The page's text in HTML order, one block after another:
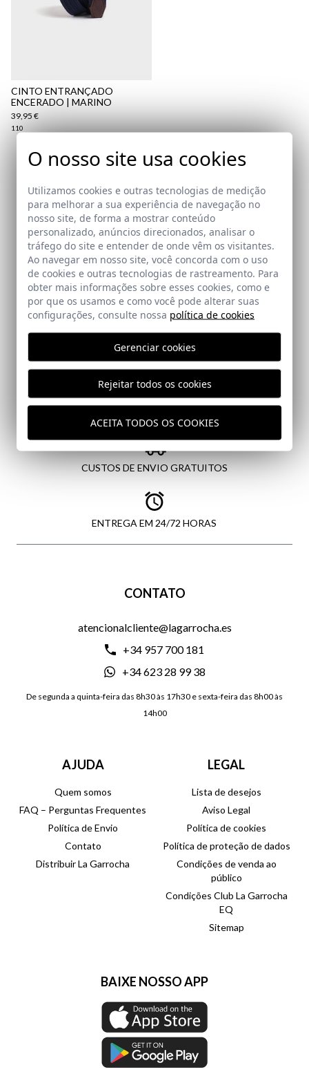
CINTO ENTRANÇADO
ENCERADO | MARINO
39,95 €
110
Email
Eu li e aceito a suapolítica de proteção de dados
ENVIAR
CUSTOS DE ENVIO GRATUITOS
ENTREGA EM 24/72 HORAS
CONTATO
atencionalcliente@lagarrocha.es
+34 957 700 181
+34 623 28 99 38
De segunda a quinta-feira das 8h30 às 17h30 e sexta-feira das 8h00 às
14h00
AJUDA
Quem somos
FAQ – Perguntas Frequentes
Política de Envio
Contato
Distribuir La Garrocha
LEGAL
Lista de desejos
Aviso Legal
Política de cookies
Política de proteção de dados
Condições de venda ao
público
Condições Club La Garrocha
EQ
Sitemap
BAIXE NOSSO APP
O nosso site usa cookies
Utilizamos cookies e outras tecnologias de medição
para melhorar a sua experiência de navegação no
nosso site, de forma a mostrar conteúdo
personalizado, anúncios direcionados, analisar o
tráfego do site e entender de onde vêm os visitantes.
Ao navegar em nosso site, você concorda com o uso
de cookies e outras tecnologias de rastreamento. Para
obter mais informações sobre esses cookies, como e
por que os usamos e como você pode alterar suas
configurações, consulte nossa política de cookies
Gerenciar cookies
Rejeitar todos os cookies
ACEITA TODOS OS COOKIES